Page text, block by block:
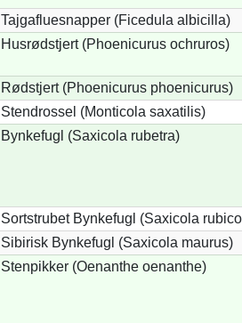
Tajgafluesnapper (Ficedula albicilla)
Husrødstjert (Phoenicurus ochruros)
Rødstjert (Phoenicurus phoenicurus)
Stendrossel (Monticola saxatilis)
Bynkefugl (Saxicola rubetra)
Sortstrubet Bynkefugl (Saxicola
Sibirisk Bynkefugl (Saxicola maurus)
Stenpikker (Oenanthe oenanthe)